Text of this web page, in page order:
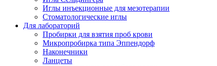
Иглы инъекционные для мезотерапии
Стоматологические иглы
Для лабораторий
Пробирки для взятия проб крови
Микропробирка типа Эппендорф
Наконечники
Ланцеты